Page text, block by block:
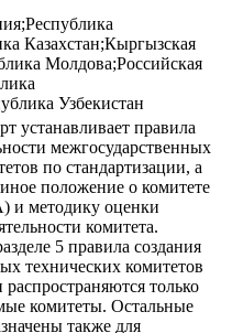
Казахстан;Кыргызская
Молдова;Российская
Узбекистан
устанавливает правила
межгосударственных
по стандартизации, а
положение о комитете
и методику оценки
комитета.
5 правила создания
технических комитетов
только
комитеты. Остальные
также для